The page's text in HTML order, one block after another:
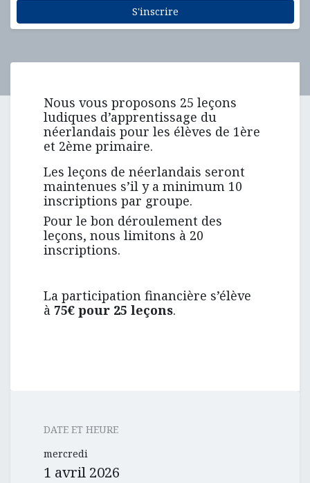
S'inscrire
Nous vous proposons 25 leçons
ludiques d’apprentissage du
néerlandais pour les élèves de 1ère
et 2ème primaire.
Les leçons de néerlandais seront
maintenues s’il y a minimum 10
inscriptions par groupe.
Pour le bon déroulement des
leçons, nous limitons à 20
inscriptions.
La participation financière s’élève
à 75€ pour 25 leçons.
DATE ET HEURE
mercredi
1 avril 2026